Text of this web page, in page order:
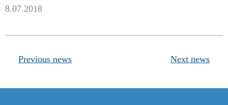
8.07.2018
Previous news Next news